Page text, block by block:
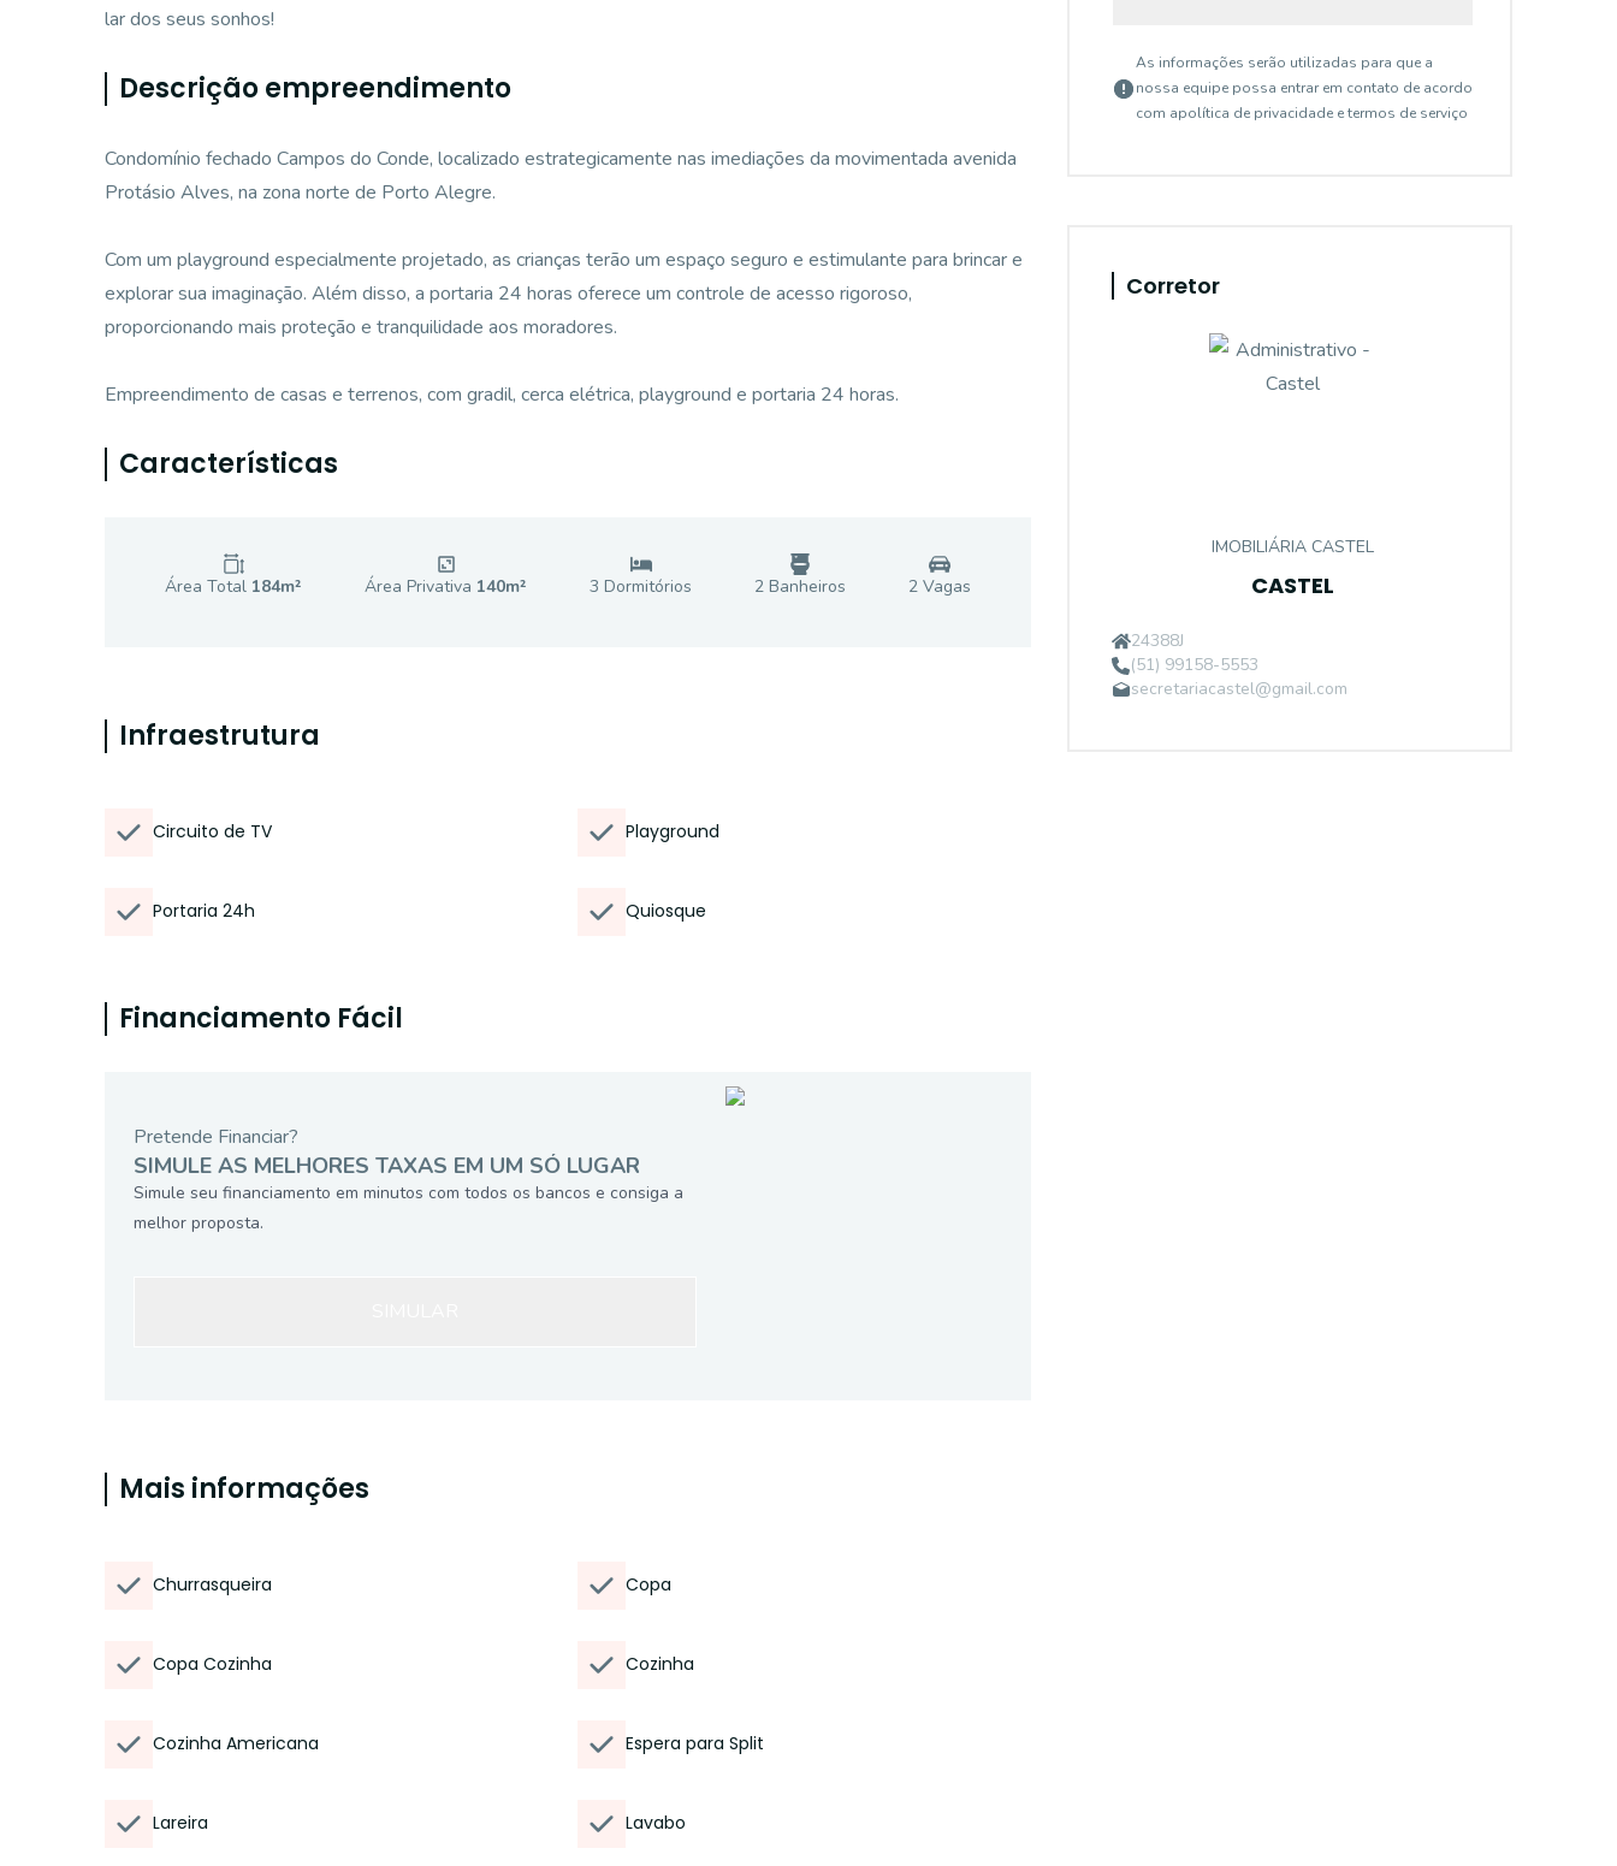
lar dos seus sonhos!
Descrição empreendimento
Condomínio fechado Campos do Conde, localizado estrategicamente nas imediações da movimentada avenida
Protásio Alves, na zona norte de Porto Alegre.
Com um playground especialmente projetado, as crianças terão um espaço seguro e estimulante para brincar e
explorar sua imaginação. Além disso, a portaria 24 horas oferece um controle de acesso rigoroso,
proporcionando mais proteção e tranquilidade aos moradores.
Empreendimento de casas e terrenos, com gradil, cerca elétrica, playground e portaria 24 horas.
Características
Área Total 184m² Área Privativa 140m² 3 Dormitórios 2 Banheiros 2 Vagas
Infraestrutura
Circuito de TV Playground
Portaria 24h Quiosque
Financiamento Fácil
Pretende Financiar?
SIMULE AS MELHORES TAXAS EM UM SÓ LUGAR
Simule seu financiamento em minutos com todos os bancos e consiga a
melhor proposta.
Mais informações
Churrasqueira Copa
Copa Cozinha Cozinha
Cozinha Americana Espera para Split
Lareira Lavabo
As informações serão utilizadas para que a
nossa equipe possa entrar em contato de acordo
com apolítica de privacidade e termos de serviço
Corretor
IMOBILIÁRIA CASTEL
CASTEL
24388J
(51) 99158-5553
secretariacastel@gmail.com